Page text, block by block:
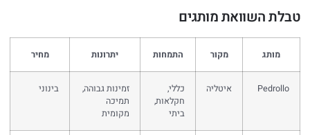
טבלת השוואת מותגים
מותג מקור התמחות יתרונות מחיר
Pedrollo איטליה
כללי,
חקלאות,
ביתי
זמינות גבוהה,
תמיכה
מקומית
בינוני